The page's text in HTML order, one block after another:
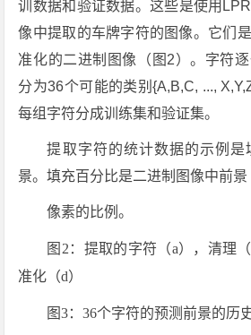
训数据和验证数据。这些是使用
像中提取的车牌字符的图像。它们
准化的二进制图像（图2）。字符
分为36个可能的类别{A,B,C, ...,
每组字符分成训练集和验证集。
提取字符的统计数据的示例
景。填充百分比是二进制图像中前景
像素的比例。
图2：提取的字符（a），清理
准化（d）
图3：36个字符的预测前景的历